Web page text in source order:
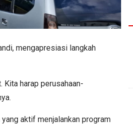
mengapresiasi langkah
Kita harap perusahaan-
aktif menjalankan program